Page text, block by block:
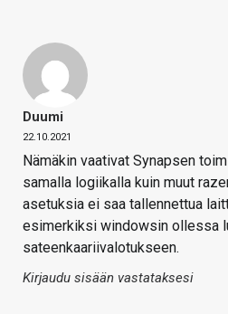
Duumi
22.10.2021
Nämäkin vaativat Synapsen
samalla logiikalla kuin muut
asetuksia ei saa tallennettua
esimerkiksi windowsin ollessa
sateenkaariivalotukseen.
Kirjaudu sisään vastataksesi